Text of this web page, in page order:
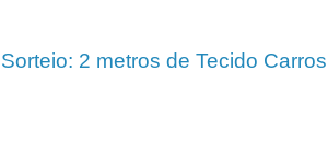
Sorteio: 2 metros de Tecido Carros